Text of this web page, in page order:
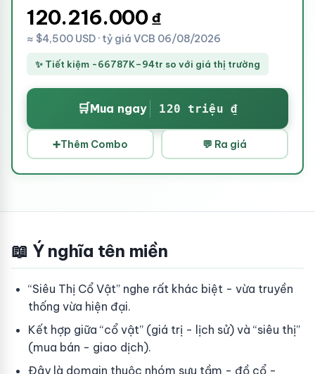
120.216.000₫
≈ $4,500 USD · tỷ giá VCB 06/08/2026
✨ Tiết kiệm -66787K–94tr so với giá thị trường
🛒Mua ngay 120 triệu ₫
➕Thêm Combo 💬 Ra giá
📖 Ý nghĩa tên miền
“Siêu Thị Cổ Vật” nghe rất khác biệt - vừa truyền
thống vừa hiện đại.
Kết hợp giữa “cổ vật” (giá trị - lịch sử) và “siêu thị”
(mua bán - giao dịch).
Đây là domain thuộc nhóm sưu tầm - đồ cổ -